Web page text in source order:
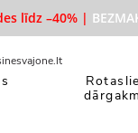
līdz –40% |